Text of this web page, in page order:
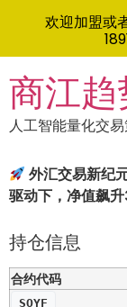
to
content
商江趋
人工智能量化交
外汇交易新纪
驱动下，净值飙
持仓信息
合约代码
SOYF
欢迎加盟或